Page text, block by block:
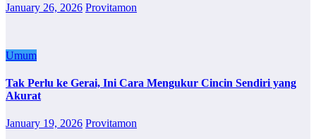
January 26, 2026 Provitamon
Umum
Tak Perlu ke Gerai, Ini Cara Mengukur Cincin Sendiri yang
Akurat
January 19, 2026 Provitamon